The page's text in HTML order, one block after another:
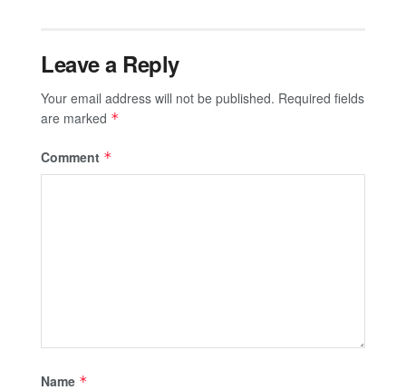
Leave a Reply
Your email address will not be published. Required fields
are marked *
Comment *
Name *